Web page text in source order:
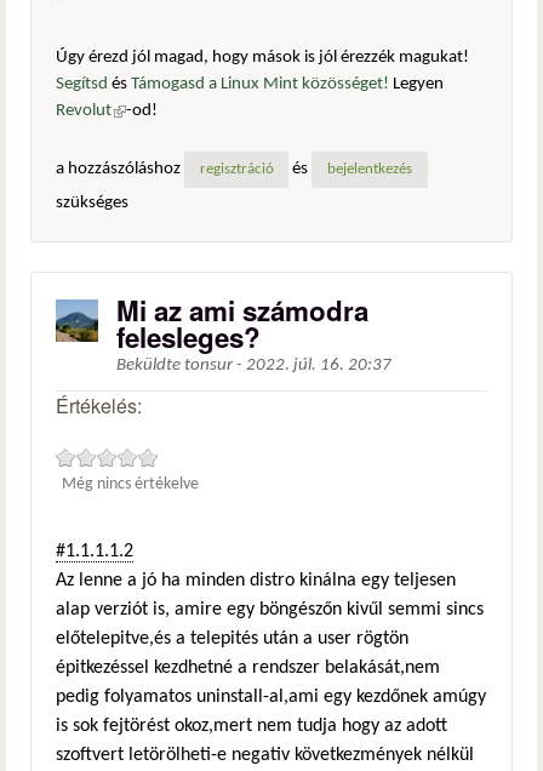
Úgy érezd jól magad, hogy mások is jól érezzék magukat!
Segítsd és Támogasd a Linux Mint közösséget! Legyen
Revolut(külső hivatkozás)
-od!
a hozzászóláshoz regisztráció és bejelentkezés
szükséges
Mi az ami számodra
felesleges?
Beküldte tonsur- 2022. júl. 16. 20:37
Értékelés:
Még nincs értékelve
#1.1.1.1.2
Az lenne a jó ha minden distro kinálna egy teljesen
alap verziót is, amire egy böngészőn kivűl semmi sincs
előtelepitve,és a telepités után a user rögtön
épitkezéssel kezdhetné a rendszer belakását,nem
pedig folyamatos uninstall-al,ami egy kezdőnek amúgy
is sok fejtörést okoz,mert nem tudja hogy az adott
szoftvert letörölheti-e negativ következmények nélkül